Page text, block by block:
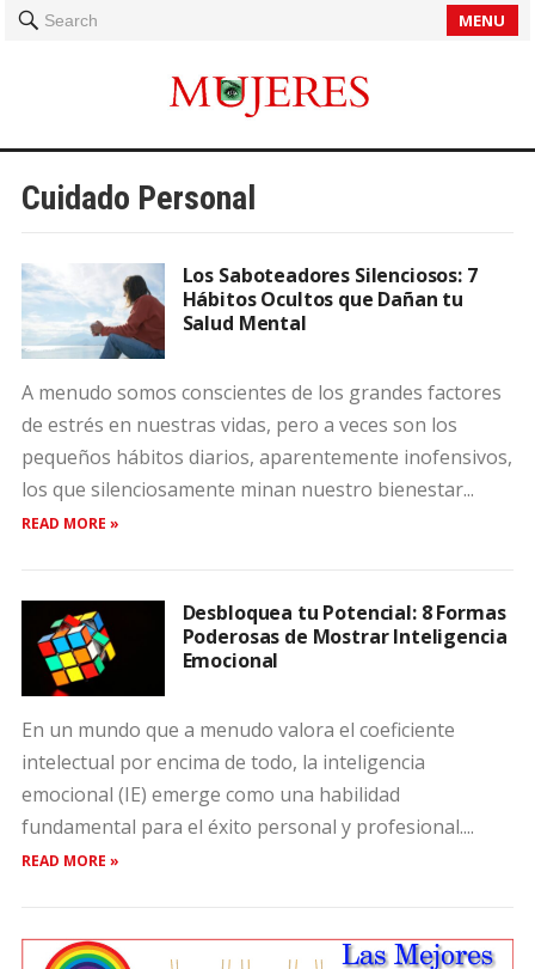
Search MENU
Cuidado Personal
Los Saboteadores Silenciosos: 7
Hábitos Ocultos que Dañan tu
Salud Mental
A menudo somos conscientes de los grandes factores
de estrés en nuestras vidas, pero a veces son los
pequeños hábitos diarios, aparentemente inofensivos,
los que silenciosamente minan nuestro bienestar...
READ MORE »
Desbloquea tu Potencial: 8 Formas
Poderosas de Mostrar Inteligencia
Emocional
En un mundo que a menudo valora el coeficiente
intelectual por encima de todo, la inteligencia
emocional (IE) emerge como una habilidad
fundamental para el éxito personal y profesional....
READ MORE »